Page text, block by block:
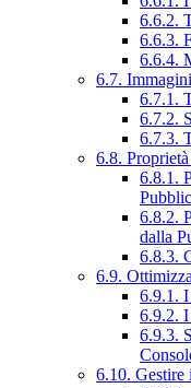
6.6.2.
6.6.3.
6.6.4.
6.7.
6.7.1.
6.7.2.
6.7.3.
6.8.
6.8.1.
6.8.2.
dalla
6.8.3.
6.9.
6.9.1.
6.9.2.
6.9.3.
6.10. Gestire